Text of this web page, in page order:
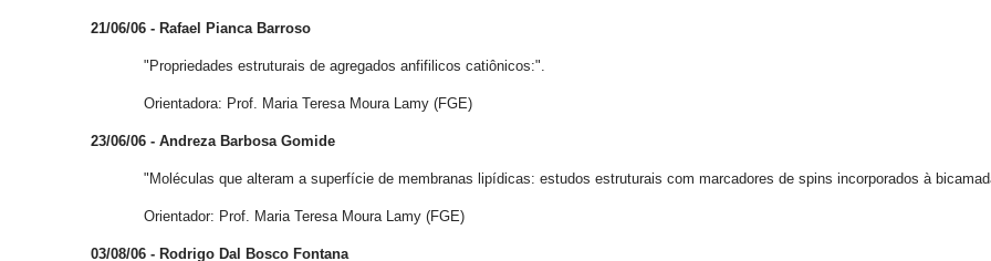
21/06/06 - Rafael Pianca Barroso
"Propriedades estruturais de agregados anfifilicos catiônicos:".
Orientadora: Prof. Maria Teresa Moura Lamy (FGE)
23/06/06 - Andreza Barbosa Gomide
"Moléculas que alteram a superfície de membranas lipídicas: estudos estruturais com marcadores de spins incorporados à
Orientador: Prof. Maria Teresa Moura Lamy (FGE)
03/08/06 - Rodrigo Dal Bosco Fontana